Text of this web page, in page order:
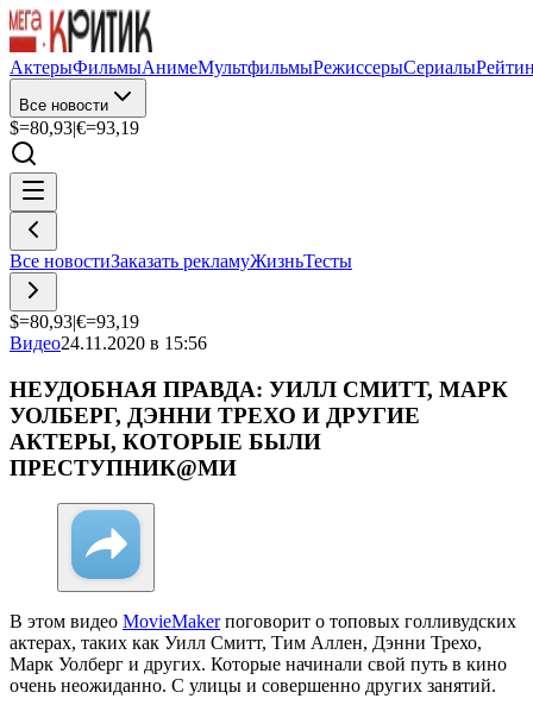
АктерыФильмыАнимеМультфильмыРежиссерыСериалы
Все новости
$=80,93|€=93,19
Все новостиЗаказать рекламуЖизньТесты
$=80,93|€=93,19
Видео24.11.2020 в 15:56
НЕУДОБНАЯ ПРАВДА: УИЛЛ СМИТТ, МАРК
УОЛБЕРГ, ДЭННИ ТРЕХО И ДРУГИЕ
АКТЕРЫ, КОТОРЫЕ БЫЛИ
ПРЕСТУПНИК@МИ
В этом видео MovieMakerпоговорит о топовых голливудских
актерах, таких как Уилл Смитт, Тим Аллен, Дэнни Трехо,
Марк Уолберг и других. Которые начинали свой путь в кино
очень неожиданно. С улицы и совершенно других занятий.